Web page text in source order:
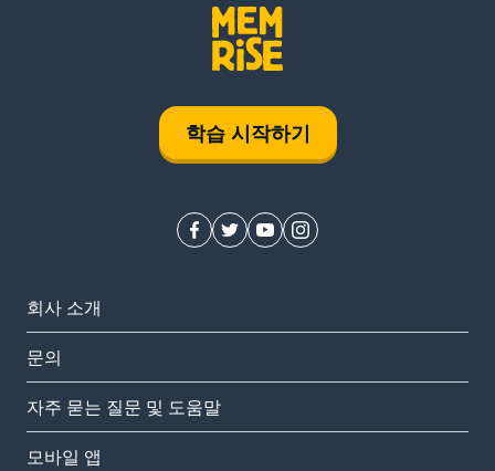
학습 시작하기
회사 소개
문의
자주 묻는 질문 및 도움말
모바일 앱